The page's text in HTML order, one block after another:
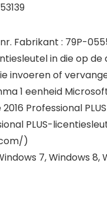
Fabrikant : 79P-
in die op
invoeren of
1 eenheid
Professional
PLUS-
)
7, Windows 8,